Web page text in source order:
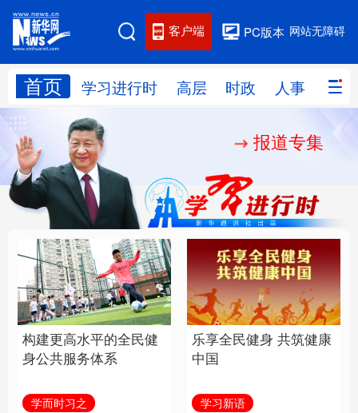
网站无障碍
PC版本
客户端
首页 学习进行时 高层 时政 人事 国际
网站地图
学习进行时 人事
国际 财经 网评
思客智库 全球连线 教育
科技 科创 量子 体育
文化 书画 健康 军事
访谈 视频 图片 政务
报道专集
构建更高水平的全民健
身公共服务体系
学而时习之
乐享全民健身 共筑健康
中国
学习新语